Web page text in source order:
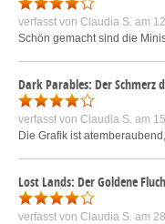
verfasst von Claudia S. am
Schön gemacht sind die
Dark Parables: Der Schmerz
verfasst von Claudia S. am
Die Grafik ist
Lost Lands: Der Goldene Fluch
verfasst von Claudia S. am